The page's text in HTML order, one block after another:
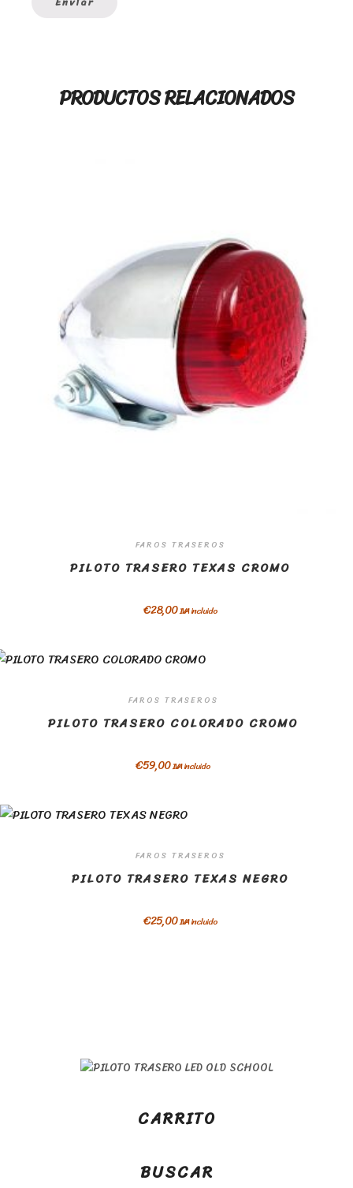
PRODUCTOS RELACIONADOS
FAROS TRASEROS
PILOTO TRASERO TEXAS CROMO
€28,00IVA incluido
FAROS TRASEROS
PILOTO TRASERO COLORADO CROMO
€59,00IVA incluido
FAROS TRASEROS
PILOTO TRASERO TEXAS NEGRO
€25,00IVA incluido
CARRITO
BUSCAR